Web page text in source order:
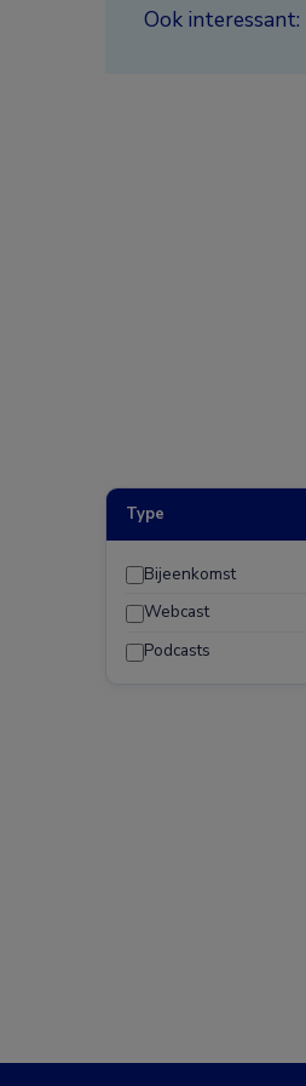
Ook interessant:
Type
Bijeenkomst
Webcast
Podcasts